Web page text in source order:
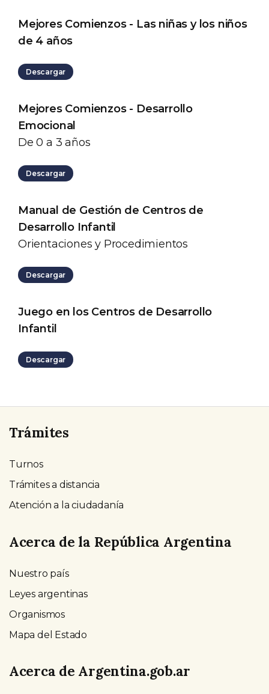
Mejores Comienzos - Las niñas y los niños
de 4 años
Descargar
Mejores Comienzos - Desarrollo
Emocional
De 0 a 3 años
Descargar
Manual de Gestión de Centros de
Desarrollo Infantil
Orientaciones y Procedimientos
Descargar
Juego en los Centros de Desarrollo
Infantil
Descargar
Trámites
Turnos
Trámites a distancia
Atención a la ciudadanía
Acerca de la República Argentina
Nuestro país
Leyes argentinas
Organismos
Mapa del Estado
Acerca de Argentina.gob.ar